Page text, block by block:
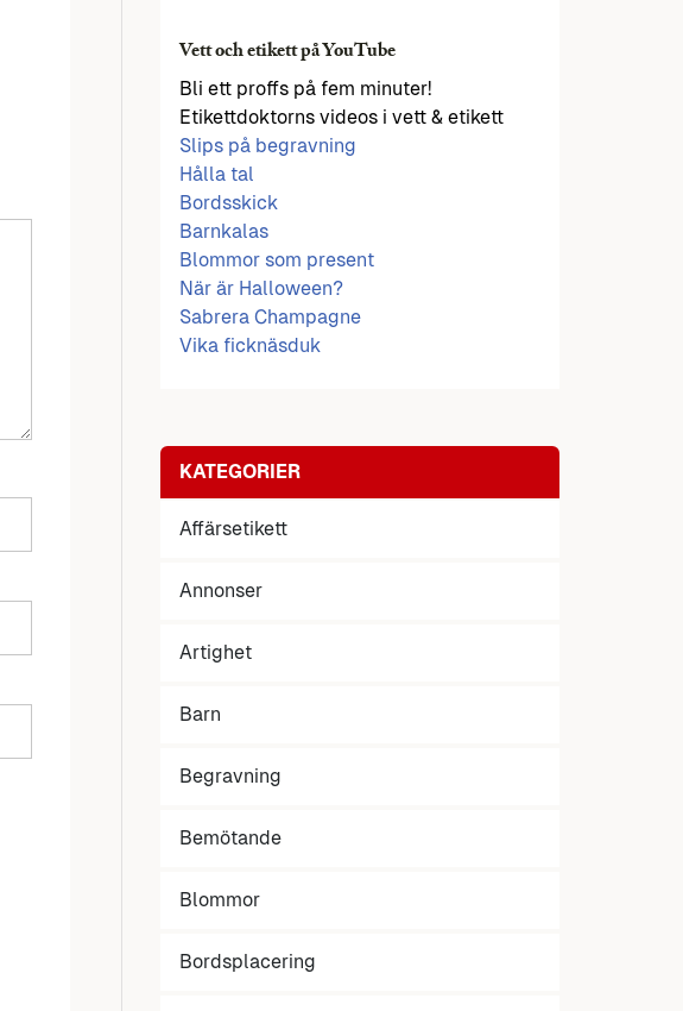
Vett och etikett på YouTube
Bli ett proffs på fem minuter!
Etikettdoktorns videos i vett & etikett
Slips på begravning
Hålla tal
Bordsskick
Barnkalas
Blommor som present
När är Halloween?
Sabrera Champagne
Vika ficknäsduk
KATEGORIER
Affärsetikett
Annonser
Artighet
Barn
Begravning
Bemötande
Blommor
Bordsplacering